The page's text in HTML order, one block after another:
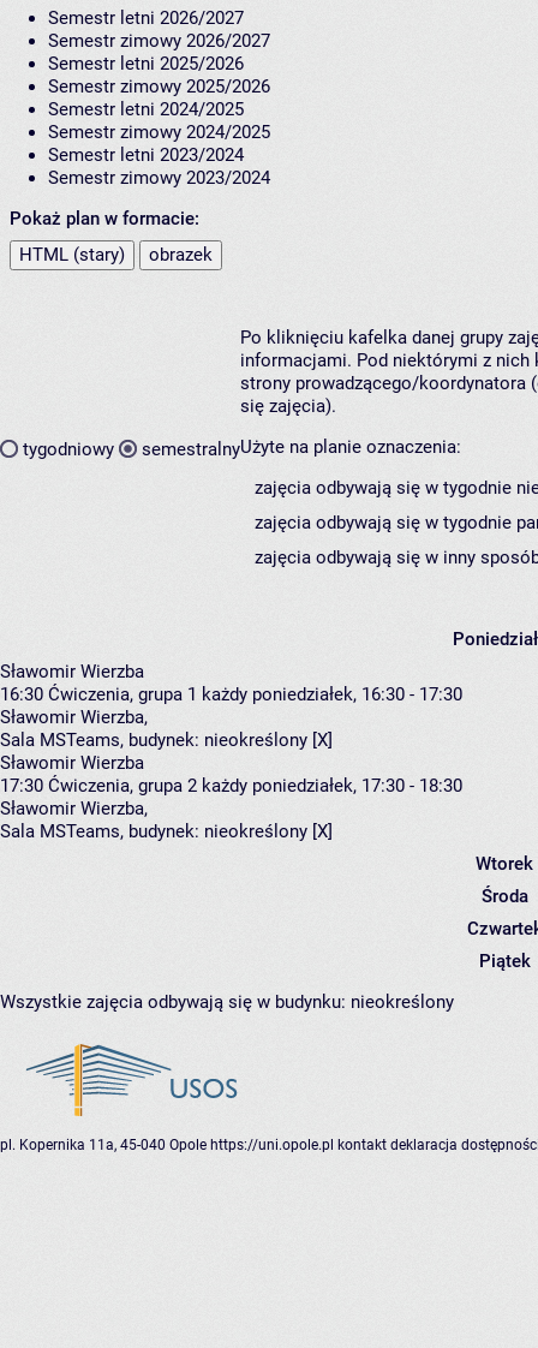
Semestr letni 2026/2027
Semestr zimowy 2026/2027
Semestr letni 2025/2026
Semestr zimowy 2025/2026
Semestr letni 2024/2025
Semestr zimowy 2024/2025
Semestr letni 2023/2024
Semestr zimowy 2023/2024
Pokaż plan w formacie:
HTML (stary)
obrazek
tygodniowy semestralny
Po kliknięciu kafelka danej grupy
informacjami. Pod niektórymi z nich
strony prowadzącego/koordynatora
się zajęcia).
Użyte na planie oznaczenia:
zajęcia odbywają się w tygodnie
zajęcia odbywają się w tygodnie
zajęcia odbywają się w inny
Sławomir Wierzba
16:30 Ćwiczenia, grupa 1 każdy poniedziałek, 16:30 - 17:30
Sławomir Wierzba,
Sala MSTeams, budynek: nieokreślony [X]
Sławomir Wierzba
17:30 Ćwiczenia, grupa 2 każdy poniedziałek, 17:30 - 18:30
Sławomir Wierzba,
Sala MSTeams, budynek: nieokreślony [X]
Wtorek
Środa
Piątek
Wszystkie zajęcia odbywają się w budynku: nieokreślony
pl. Kopernika 11a, 45-040 Opole https://uni.opole.pl kontakt deklaracja